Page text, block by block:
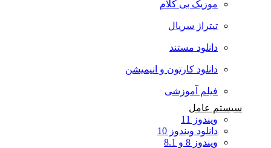
موزیک بی کلام
تیتراژ سریال
دانلود مستند
دانلود کارتون و انیمیشن
فیلم آموزشی
سیستم عامل
ویندوز 11
دانلود ویندوز 10
ویندوز 8 و 8.1